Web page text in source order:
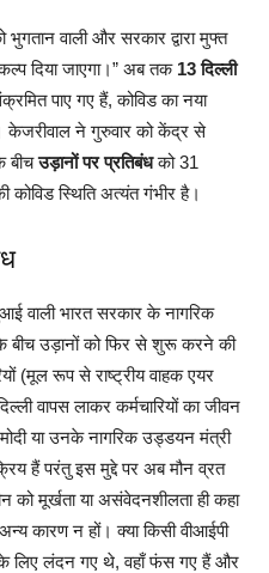
भुगतान वाली और सरकार द्वारा मुफ्त
दिया जाएगा।” अब तक 13 दिल्ली
पाए गए हैं, कोविड का नया
केजरीवाल ने गुरुवार को केंद्र से
बीचउड़ानों पर प्रतिबंधको 31
कोविड स्थिति अत्यंत गंभीर है।
वाली भारत सरकार के नागरिक
उड़ानों को फिर से शुरू करने की
(मूल रूप से राष्ट्रीय वाहक एयर
वापस लाकर कर्मचारियों का जीवन
या उनके नागरिक उड्डयन मंत्री
हैं परंतु इस मुद्दे पर अब मौन व्रत
को मूर्खता या असंवेदनशीलता ही कहा
कारण न हों। क्या किसी वीआईपी
लिए लंदन गए थे, वहाँ फंस गए हैं और